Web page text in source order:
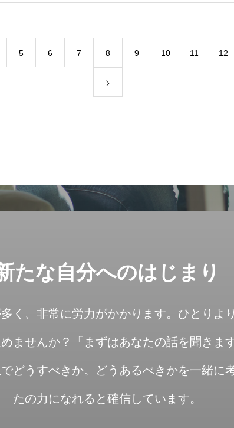
5 6 7 8 9 10 11 12
たな自分へのはじまり
く、非常に労力がかかります。ひとりよ
ませんか？「まずはあなたの話を聞きま
どうすべきか。どうあるべきかを一緒に
たの力になれると確信しています。